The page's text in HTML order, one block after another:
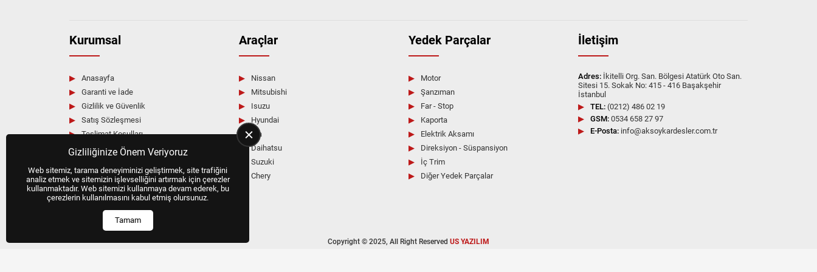
Kurumsal
Anasayfa
Garanti ve İade
Gizlilik ve Güvenlik
Satış Sözleşmesi
Teslimat Koşulları
Üyelik Sözleşmesi
Blog
İletişim
Araçlar
Nissan
Mitsubishi
Isuzu
Hyundai
Kia
Daihatsu
Suzuki
Chery
Yedek Parçalar
Motor
Şanzıman
Far - Stop
Kaporta
Elektrik Aksamı
Direksiyon - Süspansiyon
İç Trim
Diğer Yedek Parçalar
İletişim
Adres: İkitelli Org. San. Bölgesi Atatürk Oto San.
Sitesi 15. Sokak No: 415 - 416 Başakşehir
İstanbul
TEL: (0212) 486 02 19
GSM: 0534 658 27 97
E-Posta: info@aksoykardesler.com.tr
Copyright © 2025, All Right Reserved US YAZILIM
Gizliliğinize Önem Veriyoruz
Web sitemiz, tarama deneyiminizi geliştirmek, site trafiğini
analiz etmek ve sitemizin işlevselliğini artırmak için çerezler
kullanmaktadır. Web sitemizi kullanmaya devam ederek, bu
çerezlerin kullanılmasını kabul etmiş olursunuz.
Tamam